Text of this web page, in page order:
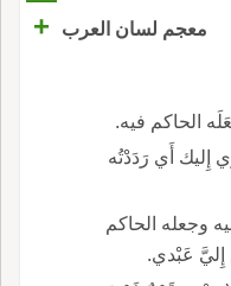
معجم لسان العرب
+
الحاكم فيه.
أَي رَدَدْتُه
وجعله الحاكم
إِليَّ عَبْدي.